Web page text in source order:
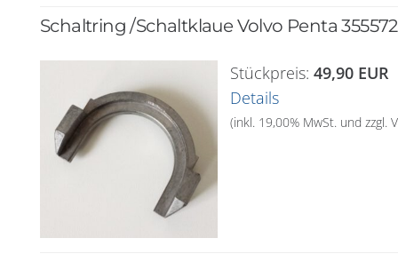
Schaltring /Schaltklaue Volvo Penta
Stückpreis: 49,90 EUR
Details
(inkl. 19,00% MwSt. und zzgl.